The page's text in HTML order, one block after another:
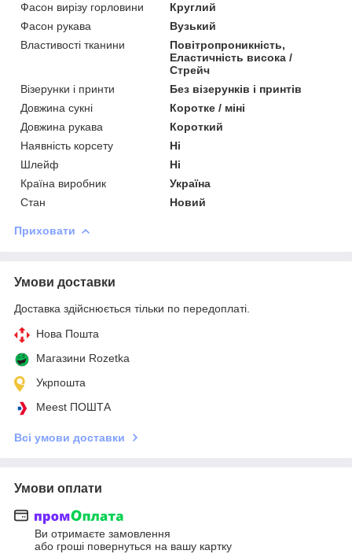
Фасон вирізу горловини
Круглий
Фасон рукава
Вузький
Властивості тканини
Повітропроникність,
Еластичність висока /
Стрейч
Візерунки і принти
Без візерунків і принтів
Довжина сукні
Коротке / міні
Довжина рукава
Короткий
Наявність корсету
Ні
Шлейф
Ні
Країна виробник
Україна
Стан
Новий
Приховати
Умови доставки
Доставка здійснюється тільки по передоплаті.
Нова Пошта
Магазини Rozetka
Укрпошта
Meest ПОШТА
Всі умови доставки
Умови оплати
Ви отримаєте замовлення
або гроші повернуться на вашу картку